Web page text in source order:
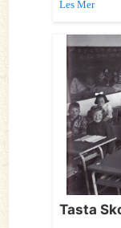
Les Mer
Tasta